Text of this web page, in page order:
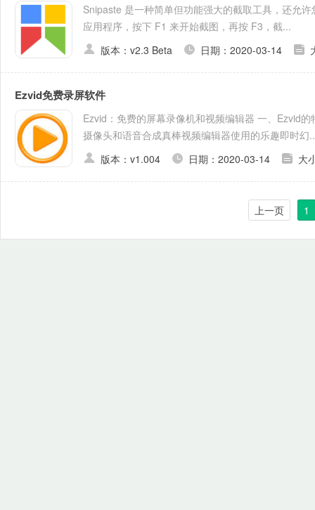
Snipaste 是一种简单但功能强大的截取工具，还允
应用程序，按下 F1 来开始截图，再按 F3，截...
版本：v2.3 Beta
日期：2020-03-14
Ezvid免费录屏软件
Ezvid：免费的屏幕录像机和视频编辑器 一、Ezvid
摄像头和语音合成真棒视频编辑器使用的乐趣即时幻
版本：v1.004
日期：2020-03-14 大
上一页 1